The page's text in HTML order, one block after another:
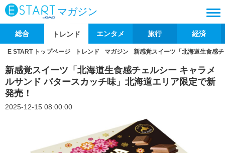
マガジン
総合 トレンド エンタメ 旅行 経済
E START トップページ トレンド マガジン 新感覚スイーツ「北海道生食感
新感覚スイーツ「北海道生食感チェルシー キャラメ
ルサンド バタースカッチ味」北海道エリア限定で新
発売！
2025-12-15 08:00:00